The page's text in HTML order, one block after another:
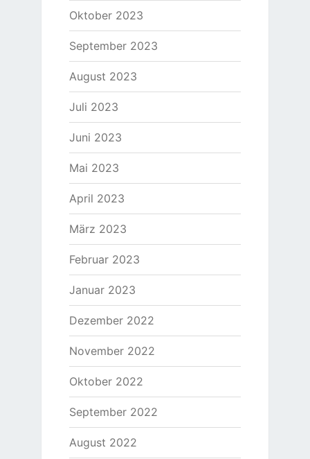
Oktober 2023
September 2023
August 2023
Juli 2023
Juni 2023
Mai 2023
April 2023
März 2023
Februar 2023
Januar 2023
Dezember 2022
November 2022
Oktober 2022
September 2022
August 2022